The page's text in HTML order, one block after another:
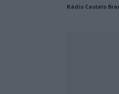
Rádio Castelo